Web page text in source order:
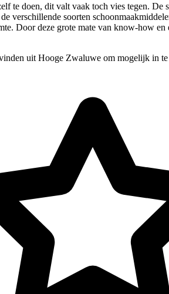
te doen, dit valt vaak toch vies tegen.
verschillende soorten
Door deze grote mate van know-how
uit Hooge Zwaluwe om mogelijk in